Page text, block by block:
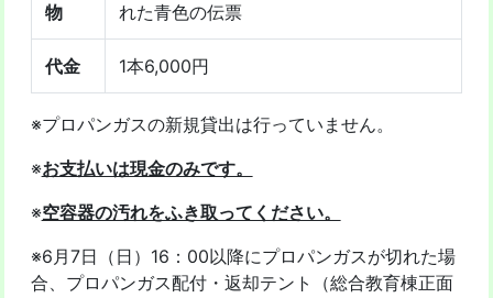
物 れた青色の伝票
代金 1本6,000円
※プロパンガスの新規貸出は行っていません。
※お支払いは現金のみです。
※空容器の汚れをふき取ってください。
※6月7日（日）16：00以降にプロパンガスが切れた場
合、プロパンガス配付・返却テント（総合教育棟正面